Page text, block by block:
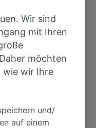
48min
7min
12min
Wir sind
mit Ihren
möchten
wie wir Ihre
und/
auf einem